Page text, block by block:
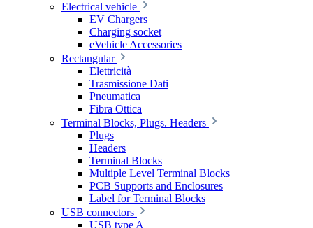
Electrical vehicle
EV Chargers
Charging socket
eVehicle Accessories
Rectangular
Elettricità
Trasmissione Dati
Pneumatica
Fibra Ottica
Terminal Blocks, Plugs. Headers
Plugs
Headers
Terminal Blocks
Multiple Level Terminal Blocks
PCB Supports and Enclosures
Label for Terminal Blocks
USB connectors
USB type A